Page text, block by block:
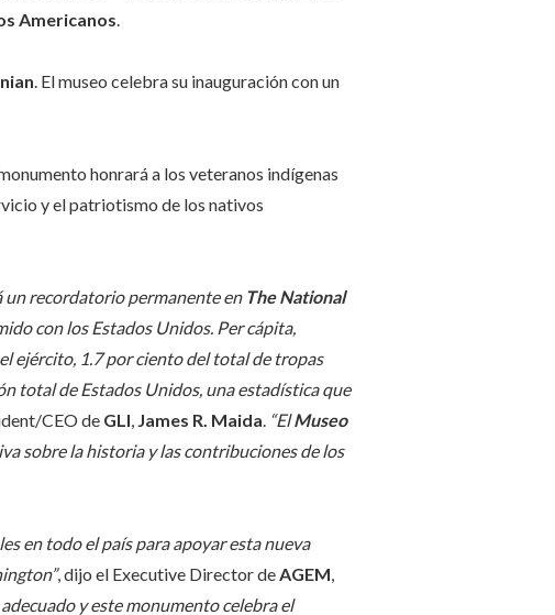
Americanos.
. El museo celebra su inauguración con un
honrará a los veteranos indígenas
y el patriotismo de los nativos
un recordatorio permanente en The National
con los Estados Unidos. Per cápita,
ejército, 1.7 por ciento del total de tropas
total de Estados Unidos, una estadística que
CEO de GLI, James R. Maida. “ElMuseo
sobre la historia y las contribuciones de los
en todo el país para apoyar esta nueva
, dijo el Executive Director deAGEM,
y este monumento celebra el